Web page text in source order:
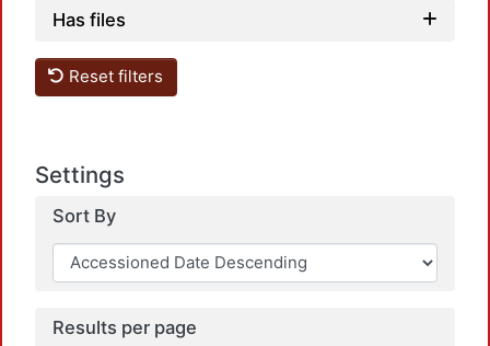
Has files
Reset filters
Settings
Sort By
Results per page